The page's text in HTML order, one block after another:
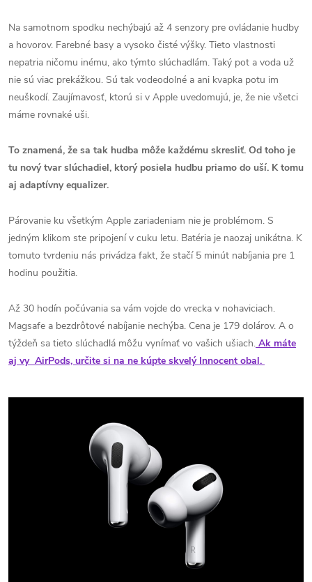
Na samotnom spodku nechýbajú až 4 senzory pre ovládanie hudby
a hovorov. Farebné basy a vysoko čisté výšky. Tieto vlastnosti
nepatria ničomu inému, ako týmto slúchadlám. Taký pot a voda už
nie sú viac prekážkou. Sú tak vodeodolné a ani kvapka potu im
neuškodí. Zaujímavosť, ktorú si v Apple uvedomujú, je, že nie všetci
máme rovnaké uši.
To znamená, že sa tak hudba môže každému skresliť. Od toho je
tu nový tvar slúchadiel, ktorý posiela hudbu priamo do uší. K tomu
aj adaptívny equalizer.
Párovanie ku všetkým Apple zariadeniam nie je problémom. S
jedným klikom ste pripojení v cuku letu. Batéria je naozaj unikátna. K
tomuto tvrdeniu nás privádza fakt, že stačí 5 minút nabíjania pre 1
hodinu použitia.
Až 30 hodín počúvania sa vám vojde do vrecka v nohaviciach.
Magsafe a bezdrôtové nabíjanie nechýba. Cena je 179 dolárov. A o
týždeň sa tieto slúchadlá môžu vynímať vo vašich ušiach. Ak máte
aj vy AirPods, určite si na ne kúpte skvelý Innocent obal.